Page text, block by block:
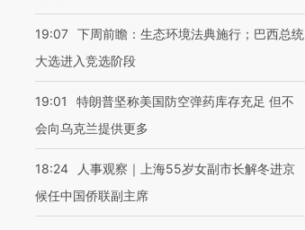
19:07 下周前瞻：生态环境法典施行；巴西总统
大选进入竞选阶段
19:01
特朗普坚称美国防空弹药库存充足 但不
会向乌克兰提供更多
18:24
人事观察｜上海55岁女副市长解冬进京
候任中国侨联副主席